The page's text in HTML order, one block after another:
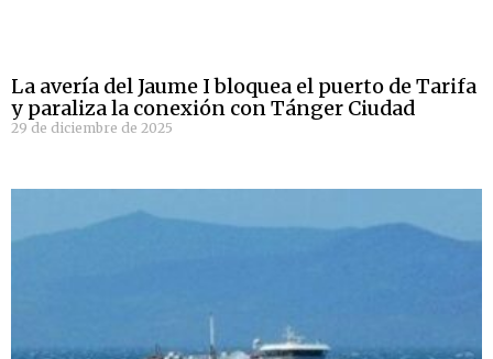
La avería del Jaume I bloquea el puerto de Tarifa
y paraliza la conexión con Tánger Ciudad
29 de diciembre de 2025